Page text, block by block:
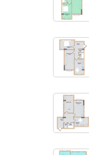
и престиж каждый
первоначальном
на выгодных условиях и